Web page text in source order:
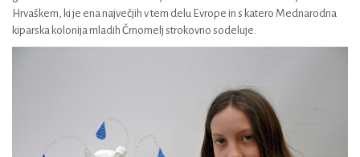
Hrvaškem, ki je ena največjih v tem delu Evrope in s katero Mednarodna
kiparska kolonija mladih Črnomelj strokovno sodeluje.